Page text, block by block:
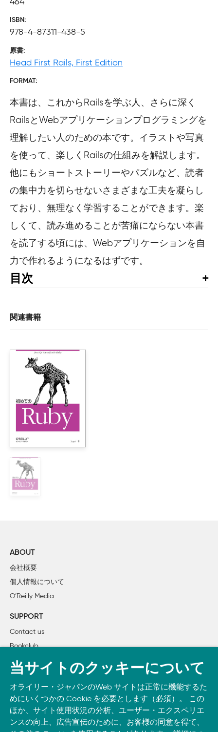
ISBN
978-4-87311-438-5
原書
Head First Rails, First Edition
FORMAT
本書は、これからRailsを学ぶ人、さらに深く
RailsとWebアプリケーションプログラミングを
理解したい人のための本です。イラストや写真
を使って、楽しくRailsの仕組みを解説します。
他にもショートストーリーやパズルなど、読者
の集中力を切らせないさまざまな工夫を凝らし
ており、無理なく学習することができます。楽
しくて、読み進めることが苦痛にならない本書
を読了する頃には、Webアプリケーションを自
力で作れるようになるはずです。
目次
    あなたは今、こう考えているはずです
    メタ認知――「考えること」について考える
    注意事項
    レビューチーム
1章　さあ始めよう
    このアプリケーションには機能がたくさん
    このアプリに必要なものは何？
    railsコマンドで、アプリケーションを新規作成
    デフォルトのアプリにコードを追加
    Scaffoldはコードを「生成」する
アプリケーションの 3つのパート　 model、view、
    Railsの真実
    編集すべきは、 VIEWのファイル
    アプリケーションが保持すべき情報が増えた
migrationに「利口な」名前を与えると、 Railsがコードを
    migrationは、 rakeで実行する
    データベースの変更だけでは不十分
2章　scaffoldを超えて
    scaffoldで作成される機能が多すぎる
    まずは、 MeBayのモデルを生成して……
    ……次に、 rakeを使ってテーブルを作成する
関連書籍
ABOUT
会社概要
個人情報について
O’Reilly Media
SUPPORT
Contact us
Bookclub
書籍注文
Take O’Reilly with you and learn anywhere, anytime on your
phone
and tablet.
当サイトのクッキーについて
オライリー・ジャパンのWeb サイトは正常に機能するた
めにいくつかの Cookie を必要とします（必須）。 この
ほか、サイト使用状況の分析、ユーザー・エクスペリエ
ンスの向上、広告宣伝のために、お客様の同意を得て、